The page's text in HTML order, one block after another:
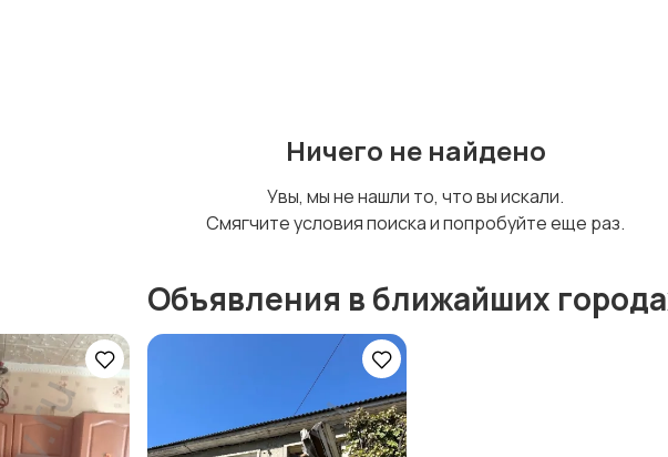
Ничего не найдено
Увы, мы не нашли то, что вы искали.
Смягчите условия поиска и попробуйте еще раз.
Объявления в ближайших